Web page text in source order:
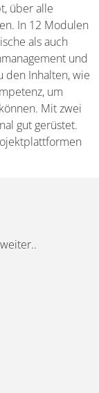
über alle
In 12 Modulen
als auch
und
den Inhalten, wie
um
Mit zwei
gut gerüstet.